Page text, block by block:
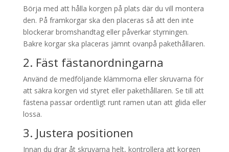
Börja med att hålla korgen på plats där du vill montera
den. På framkorgar ska den placeras så att den inte
blockerar bromshandtag eller påverkar styrningen.
Bakre korgar ska placeras jämnt ovanpå pakethållaren.
2. Fäst fästanordningarna
Använd de medföljande klämmorna eller skruvarna för
att säkra korgen vid styret eller pakethållaren. Se till att
fästena passar ordentligt runt ramen utan att glida eller
lossa.
3. Justera positionen
Innan du drar åt skruvarna helt, kontrollera att korgen